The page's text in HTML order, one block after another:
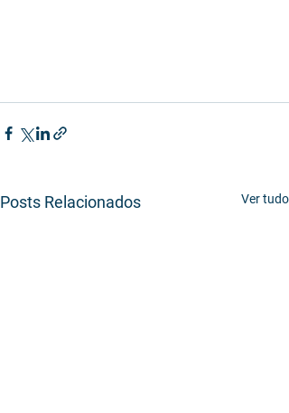
Posts Relacionados Ver tudo